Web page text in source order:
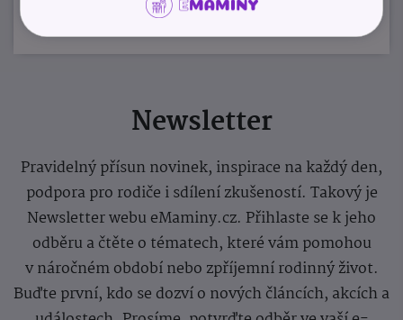
Newsletter
Pravidelný přísun novinek, inspirace na každý den,
podpora pro rodiče i sdílení zkušeností. Takový je
Newsletter webu eMaminy.cz. Přihlaste se k jeho
odběru a čtěte o tématech, které vám pomohou
v náročném období nebo zpříjemní rodinný život.
Buďte první, kdo se dozví o nových článcích, akcích a